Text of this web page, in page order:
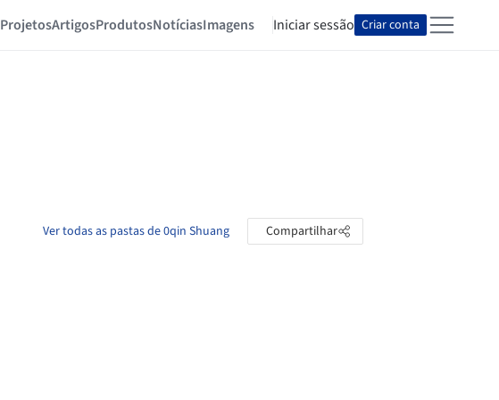
ProjetosArtigosProdutosNotíciasImagens Iniciar sessão Criar conta
Ver todas as pastas de 0qin Shuang Compartilhar